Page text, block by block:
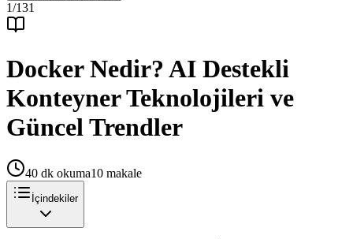
1/131
Docker Nedir? AI Destekli
Konteyner Teknolojileri ve
Güncel Trendler
40 dk okuma10 makale
İçindekiler